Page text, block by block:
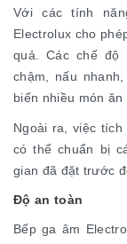
Với các tính
Electrolux cho
quả. Các chế độ
chậm, nấu
biến nhiều món ăn
Ngoài ra, việc
có thể chuẩn bị
gian đã đặt trước
Độ an toàn
Bếp ga âm